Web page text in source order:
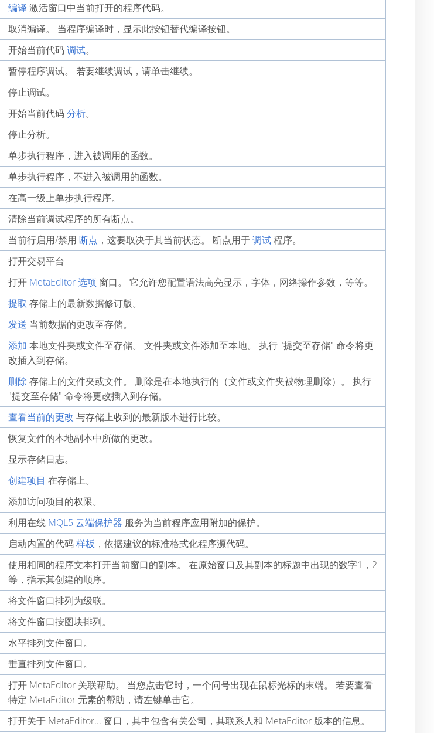
编译 激活窗口中当前打开的程序代码。
取消编译。 当程序编译时，显示此按钮替代编译按钮。
开始当前代码调试。
暂停程序调试。 若要继续调试，请单击继续。
停止调试。
开始当前代码分析。
停止分析。
单步执行程序，进入被调用的函数。
单步执行程序，不进入被调用的函数。
在高一级上单步执行程序。
清除当前调试程序的所有断点。
当前行启用/禁用 断点 ，这要取决于其当前状态。 断点用于调试程序。
打开交易平台
打开 MetaEditor 选项 窗口。 它允许您配置语法高亮显示，字体，网络操作参数，等等。
提取 存储上的最新数据修订版。
发送 当前数据的更改至存储。
添加 本地文件夹或文件至存储。 文件夹或文件添加至本地。 执行 "提交至存储" 命令将更
改插入到存储。
删除 存储上的文件夹或文件。 删除是在本地执行的（文件或文件夹被物理删除）。 执行
"提交至存储" 命令将更改插入到存储。
查看当前的更改 与存储上收到的最新版本进行比较。
恢复文件的本地副本中所做的更改。
显示存储日志。
创建项目 在存储上。
添加访问项目的权限。
利用在线 MQL5 云端保护器 服务为当前程序应用附加的保护。
启动内置的代码样板 ，依据建议的标准格式化程序源代码。
使用相同的程序文本打开当前窗口的副本。 在原始窗口及其副本的标题中出现的数字1，2
等，指示其创建的顺序。
将文件窗口排列为级联。
将文件窗口按图块排列。
水平排列文件窗口。
垂直排列文件窗口。
打开 MetaEditor 关联帮助。 当您点击它时，一个问号出现在鼠标光标的末端。 若要查看
特定 MetaEditor 元素的帮助，请左键单击它。
打开关于 MetaEditor... 窗口，其中包含有关公司，其联系人和 MetaEditor 版本的信息。